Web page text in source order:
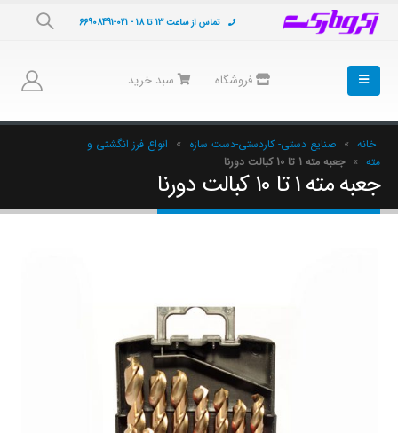
تماس از ساعت 13 تا 18 - 021-66908491
فروشگاه سبد خرید
خانه » صنایع دستی- کاردستی-دست سازه » انواع فرز انگشتی و
مته » جعبه مته 1 تا 10 کبالت دورنا
جعبه مته 1 تا 10 کبالت دورنا